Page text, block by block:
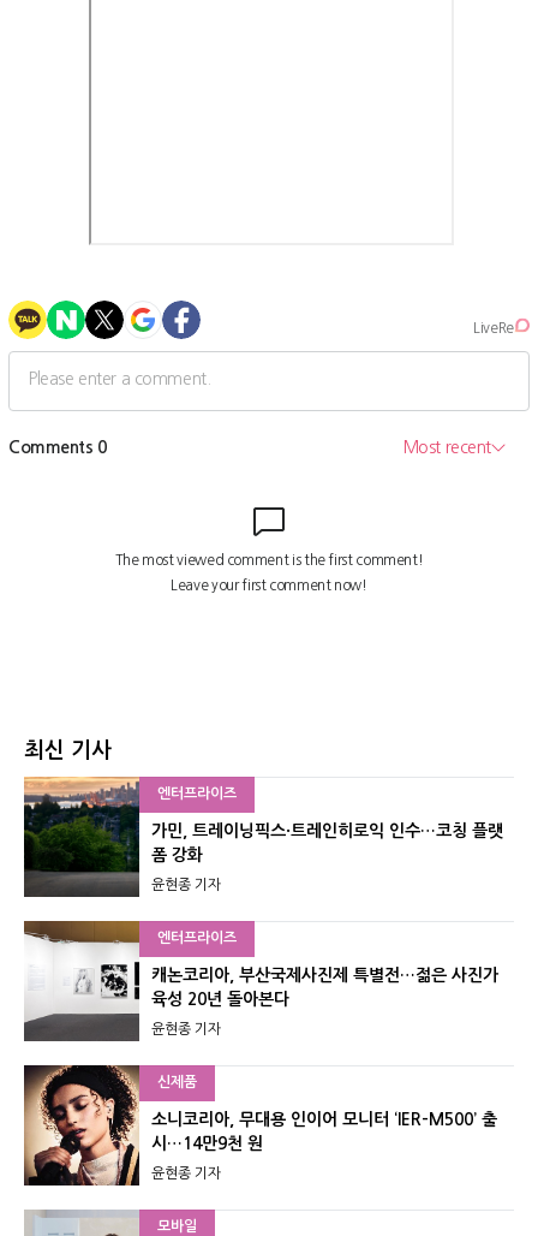
최신 기사
엔터프라이즈
가민, 트레이닝픽스·트레인히로익 인수…코칭 플랫
폼 강화
윤현종 기자
엔터프라이즈
캐논코리아, 부산국제사진제 특별전…젊은 사진가
육성 20년 돌아본다
윤현종 기자
신제품
소니코리아, 무대용 인이어 모니터 ‘IER-M500’ 출
시…14만9천 원
윤현종 기자
모바일